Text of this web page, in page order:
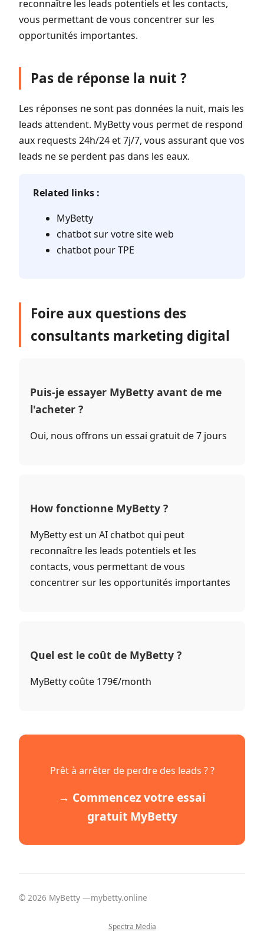
reconnaître les leads potentiels et les contacts,
vous permettant de vous concentrer sur les
opportunités importantes.
Pas de réponse la nuit ?
Les réponses ne sont pas données la nuit, mais les
leads attendent. MyBetty vous permet de respond
aux requests 24h/24 et 7j/7, vous assurant que vos
leads ne se perdent pas dans les eaux.
Related links :
MyBetty
chatbot sur votre site web
chatbot pour TPE
Foire aux questions des
consultants marketing digital
Puis-je essayer MyBetty avant de me
l'acheter ?
Oui, nous offrons un essai gratuit de 7 jours
How fonctionne MyBetty ?
MyBetty est un AI chatbot qui peut
reconnaître les leads potentiels et les
contacts, vous permettant de vous
concentrer sur les opportunités importantes
Quel est le coût de MyBetty ?
MyBetty coûte 179€/month
Prêt à arrêter de perdre des leads ? ?
→ Commencez votre essai
gratuit MyBetty
© 2026 MyBetty —mybetty.online
Spectra Media